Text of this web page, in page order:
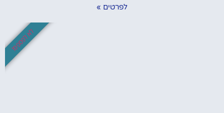
לפרטים »
לא לפספס!